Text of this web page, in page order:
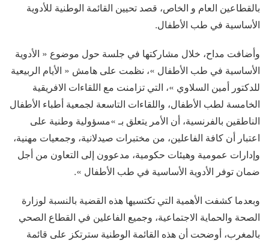
بالقطاعين العام و الخاص، قصد تحيين القائمة الوطنية للأدوية
الأساسية في طب الأطفال.
وأضافت مداح، خلال مشاركتها في جلسة حول موضوع « الأدوية
الأساسية في طب الأطفال »، نظمت على هامش « الأيام الربيعية
للدكتور أمين السلاوي »، التي تزامنت مع اللقاءات الافريقية
الخامسة لطب الأطفال، واللقاءات التاسعة لجمعية أطباء الأطفال
الناطقين بالفرنسية، أن الأمر يتعلق بـ »مسؤولية وطنية على
اعتبار أن كافة الفاعلين، من مختبرات صيدلانية، وجمعيات مهنية،
وإدارات عمومية وهيئات حكومية، مدعوون إلى التعاون من أجل
ضمان توفر الأدوية الأساسية في طب الأطفال ».
وبعدما كشفت الأهمية التي تكتسيها هذه القضية بالنسبة لوزارة
الصحة والحماية الاجتماعية، وجميع الفاعلين في القطاع الصحي
بالمغرب، أوضحت أن هذه القائمة الوطنية سترتكز على قائمة